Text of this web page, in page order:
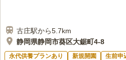
古庄駅から5.7km
静岡県静岡市葵区大鋸町4-8
永代供養プランあり 新規開園 生前申